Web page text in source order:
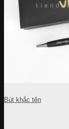
Bút khắc tên